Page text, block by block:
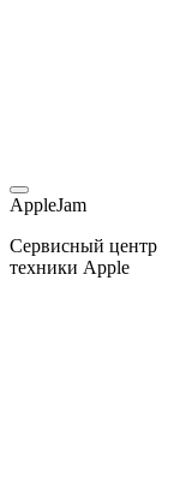
AppleJam
Сервисный центр
техники Apple